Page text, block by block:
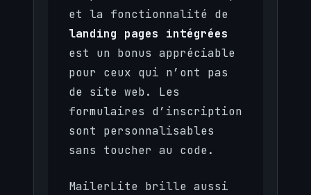
et la fonctionnalité de
landing pages intégrées
est un bonus appréciable
pour ceux qui n’ont pas
de site web. Les
formulaires d’inscription
sont personnalisables
sans toucher au code.
MailerLite brille aussi